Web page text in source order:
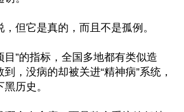
但它是真的，而且不是孤例。
目”的指标，全国多地都有类似造
，没病的却被关进“精神病”系统，
历史。